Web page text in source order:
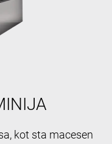
kot sta macesen